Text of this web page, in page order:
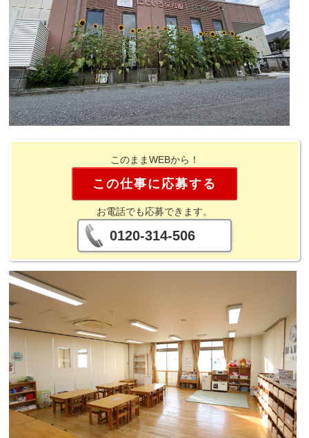
このままWEBから！
この仕事に応募する
お電話でも応募できます。
0120-314-506